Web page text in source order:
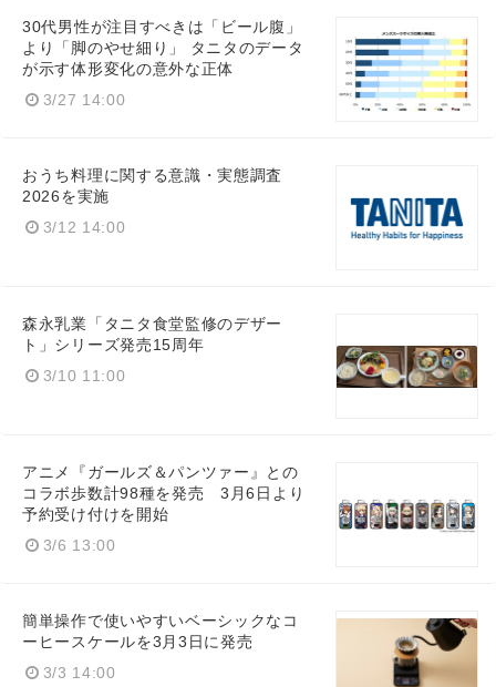
30代男性が注目すべきは「ビール腹」
より「脚のやせ細り」 タニタのデータ
が示す体形変化の意外な正体
3/27 14:00
おうち料理に関する意識・実態調査
2026を実施
3/12 14:00
森永乳業「タニタ食堂監修のデザー
ト」シリーズ発売15周年
3/10 11:00
アニメ『ガールズ＆パンツァー』との
コラボ歩数計98種を発売 3月6日より
予約受け付けを開始
3/6 13:00
簡単操作で使いやすいベーシックなコ
ーヒースケールを3月3日に発売
3/3 14:00